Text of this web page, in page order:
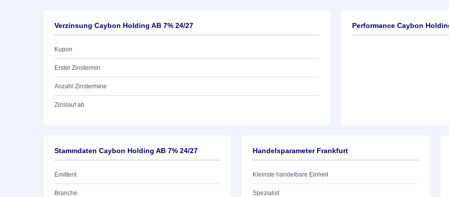
Verzinsung Caybon Holding AB 7% 24/27
Kupon
Erster Zinstermin
Anzahl Zinstermine
Zinslauf ab
Performance Caybon
Stammdaten Caybon Holding AB 7% 24/27
Emittent
Branche
Handelsparameter Frankfurt
Kleinste handelbare Einheit
Spezialist